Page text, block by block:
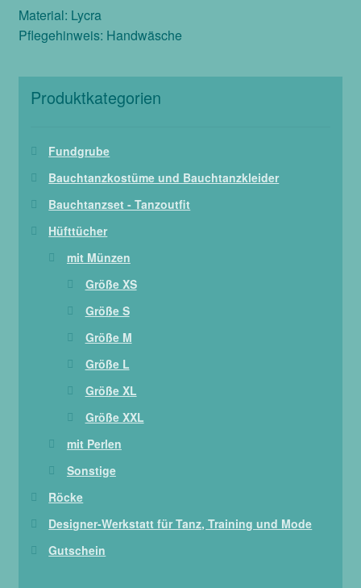
Material: Lycra
Pflegehinweis: Handwäsche
Produktkategorien
Fundgrube
Bauchtanzkostüme und Bauchtanzkleider
Bauchtanzset - Tanzoutfit
Hüfttücher
mit Münzen
Größe XS
Größe S
Größe M
Größe L
Größe XL
Größe XXL
mit Perlen
Sonstige
Röcke
Designer-Werkstatt für Tanz, Training und Mode
Gutschein